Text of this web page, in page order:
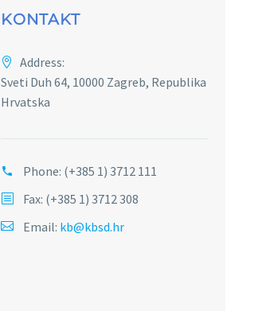
KONTAKT
Address:
Sveti Duh 64, 10000 Zagreb, Republika
Hrvatska
Phone: (+385 1) 3712 111
Fax: (+385 1) 3712 308
Email: kb@kbsd.hr